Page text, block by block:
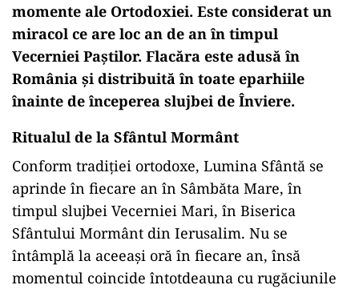
momente ale Ortodoxiei. Este considerat un
miracol ce are loc an de an în timpul
Vecerniei Paștilor. Flacăra este adusă în
România și distribuită în toate eparhiile
înainte de începerea slujbei de Înviere.
Ritualul de la Sfântul Mormânt
Conform tradiției ortodoxe, Lumina Sfântă se
aprinde în fiecare an în Sâmbăta Mare, în
timpul slujbei Vecerniei Mari, în Biserica
Sfântului Mormânt din Ierusalim. Nu se
întâmplă la aceeași oră în fiecare an, însă
momentul coincide întotdeauna cu rugăciunile